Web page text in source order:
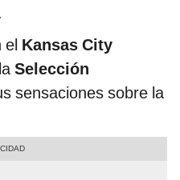
el Kansas City
Selección
sensaciones sobre la